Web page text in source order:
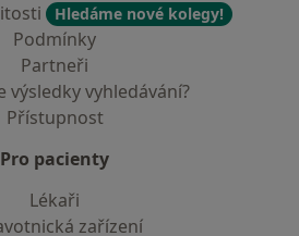
Hledáme nové kolegy!
Podmínky
Partneři
výsledky vyhledávání?
Přístupnost
Pro pacienty
Lékaři
zařízení